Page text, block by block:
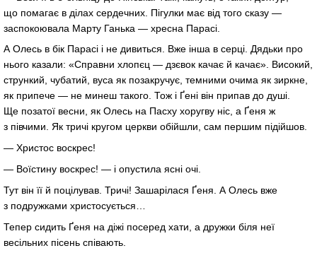
що помагає в ділах сердечних. Пігулки має від того сказу —
заспокоювала Марту Ганька — хресна Парасі.
А Олесь в бік Парасі і не дивиться. Вже інша в серці. Дядьки про
нього казали: «Справни хлопєц — дзєвок качає й качає». Високий,
стрункий, чубатий, вуса як позакручує, темними очима як зиркне,
як припече — не минеш такого. Тож і Ґені він припав до душі.
Ще позатої весни, як Олесь на Пасху хоругву ніс, а Ґеня ж
з півчими. Як тричі кругом церкви обійшли, сам першим підійшов.
— Христос воскрес!
— Воїстину воскрес! — і опустила ясні очі.
Тут він її й поцілував. Тричі! Зашарілася Ґеня. А Олесь вже
з подружками христосується…
Тепер сидить Ґеня на діжі посеред хати, а дружки біля неї
весільних пісень співають.